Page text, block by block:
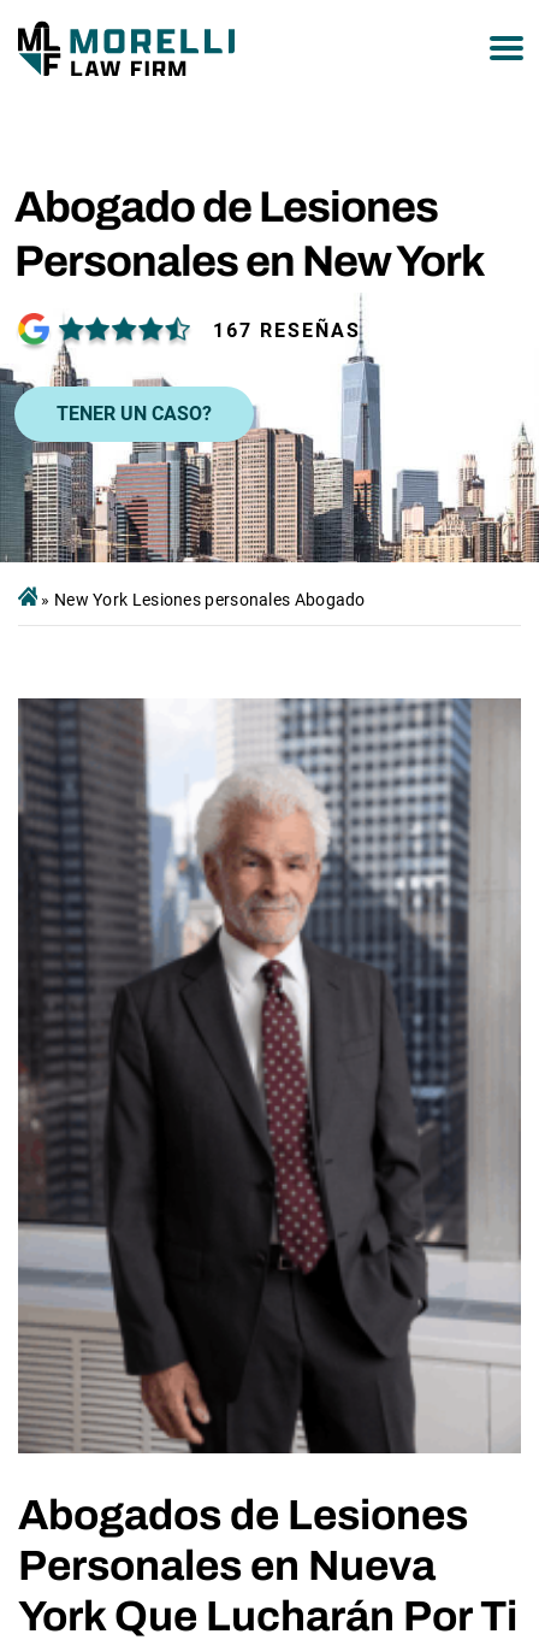
Abogado de Lesiones
Personales en New York
167 RESEÑAS
TENER UN CASO?
» New York Lesiones personales Abogado
Abogados de Lesiones
Personales en Nueva
York Que Lucharán Por Ti